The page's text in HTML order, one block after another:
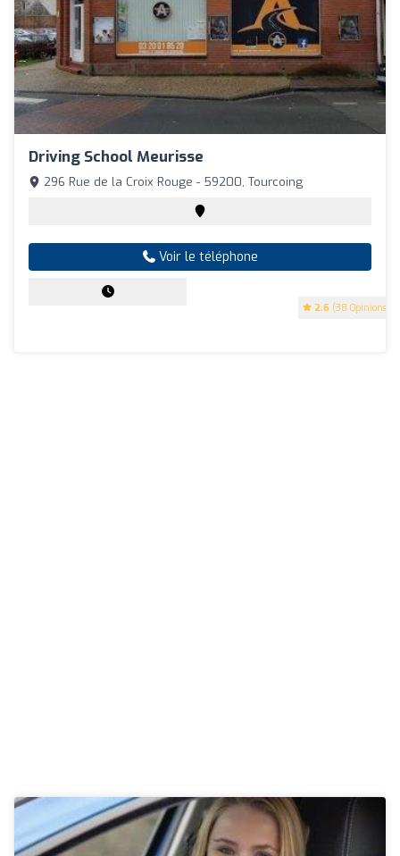
Driving School Meurisse
2.6 (38 Opinions)
296 Rue de la Croix Rouge - 59200, Tourcoing
Voir le téléphone